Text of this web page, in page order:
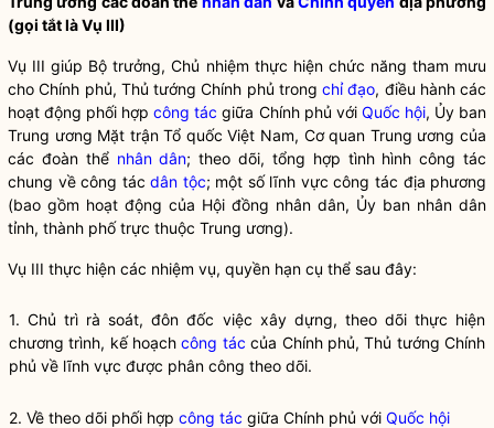
(gọi tắt là Vụ III)
Vụ III giúp Bộ trưởng, Chủ nhiệm thực hiện chức năng tham mưu
cho Chính phủ, Thủ tướng Chính phủ trong chỉ đạo, điều hành các
hoạt động phối hợpcông tác giữa Chính phủ với Quốc hội, Ủy ban
Trung ương Mặt trận Tổ quốc Việt Nam, Cơ quan Trung ương của
các đoàn thể nhân dân; theo dõi, tổng hợp tình hìnhcông tác
chung vềcông tác dân tộc; một số lĩnh vựccông tác địa phương
(bao gồm hoạt động của Hội đồng nhân dân, Ủy ban nhân dân
tỉnh, thành phố trực thuộc Trung ương).
Vụ III thực hiện các nhiệm vụ, quyền hạn cụ thể sau đây:
1. Chủ trì rà soát, đôn đốc việc xây dựng, theo dõi thực hiện
chương trình, kế hoạchcông tác của Chính phủ, Thủ tướng Chính
phủ về lĩnh vực được phân công theo dõi.
2. Về theo dõi phối hợp công tác giữa Chính phủ với Quốc hội